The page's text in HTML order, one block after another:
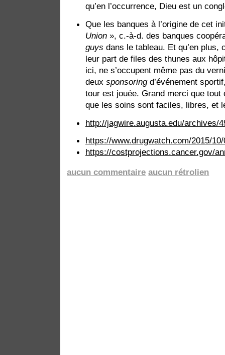
qu’en l’occurrence, Dieu est un
Que les banques à l’origine de cet
Union », c.-à-d. des banques
guys dans le tableau. Et qu’en plus,
leur part de files des thunes aux
ici, ne s’occupent même pas du
deux sponsoringd’événement
tour est jouée. Grand merci que
que les soins sont faciles, libres, et
http://jagwire.augusta.edu/archives/
https://www.drugwatch.com/2015/
https://costprojections.cancer.gov/
aucun commentaire aucun rétrolien